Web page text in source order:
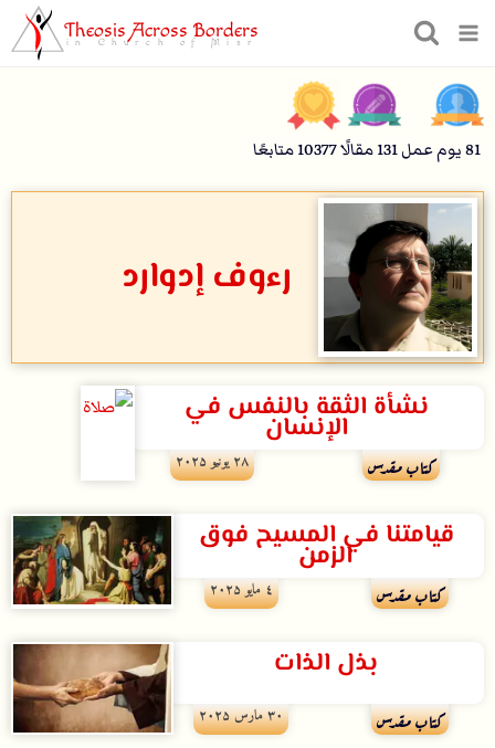
Theosis Across Borders
in Church of Misr
81يوم عمل131مقالًا10377متابعًا
رءوف إدوارد
نشأة الثقة بالنفس في
الإنسان
كتاب مقدس ۲۸ يونيو ۲۰۲۵
قيامتنا في المسيح فوق
الزمن
كتاب مقدس ٤ مايو ۲۰۲۵
بذل الذات
كتاب مقدس ۳۰ مارس ۲۰۲۵